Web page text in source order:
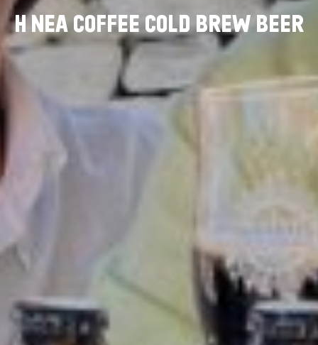
Η Ν ΕΑ CO F FEE CO L D BREW B E E R